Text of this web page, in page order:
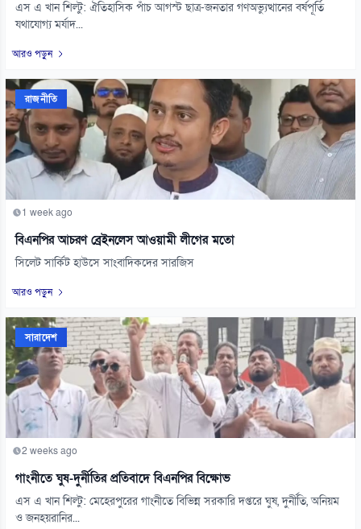
এস এ খান শিল্টু: ঐতিহাসিক পাঁচ আগস্ট ছাত্র-জনতার গণঅভ্যুত্থানের বর্ষপূর্তি
যথাযোগ্য মর্যাদ...
আরও পড়ুন
রাজনীতি
1 week ago
বিএনপির আচরণ ব্রেইনলেস আওয়ামী লীগের মতো
সিলেট সার্কিট হাউসে সাংবাদিকদের সারজিস
আরও পড়ুন
সারাদেশ
2 weeks ago
গাংনীতে ঘুষ-দুর্নীতির প্রতিবাদে বিএনপির বিক্ষোভ
এস এ খান শিল্টু: মেহেরপুরের গাংনীতে বিভিন্ন সরকারি দপ্তরে ঘুষ, দুর্নীতি, অনিয়ম
ও জনহয়রানির...